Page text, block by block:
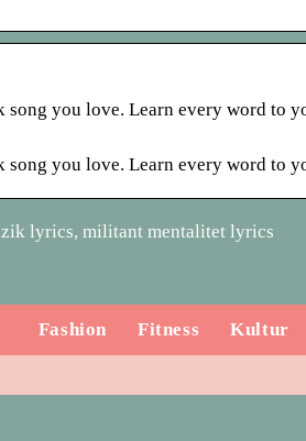
song you love. Learn every word
you love. Learn every word to
lyrics, militant mentalitet lyrics
Fashion Fitness Kultur